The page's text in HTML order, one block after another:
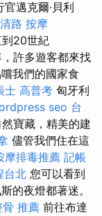
邁克爾·貝利
路 按摩
到20世紀
許多遊客都來找
我們的國家食
士 高普考 匈牙利
seo 台
寶藏，精美的建
儘管我們住在這
摩排毒推薦 記帳
台北 您可以看到
的夜燈都著迷。
推薦 前往布達